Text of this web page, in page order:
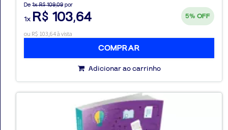
De 1x R$ 109,09 por
1x R$ 103,64 5% OFF
ou R$ 103,64 à vista
COMPRAR
Adicionar ao carrinho